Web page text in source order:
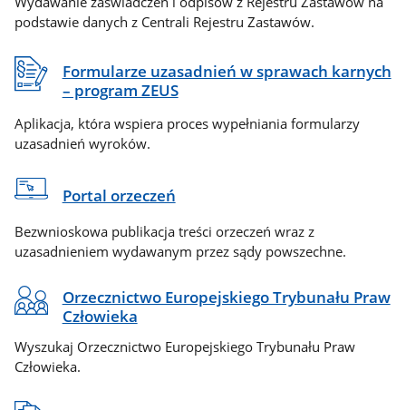
podstawie danych z Centrali Rejestru Zastawów.
Formularze uzasadnień w sprawach karnych
– program ZEUS
Aplikacja, która wspiera proces wypełniania formularzy
uzasadnień wyroków.
Portal orzeczeń
Bezwnioskowa publikacja treści orzeczeń wraz z
uzasadnieniem wydawanym przez sądy powszechne.
Orzecznictwo Europejskiego Trybunału Praw
Człowieka
Wyszukaj Orzecznictwo Europejskiego Trybunału Praw
Człowieka.